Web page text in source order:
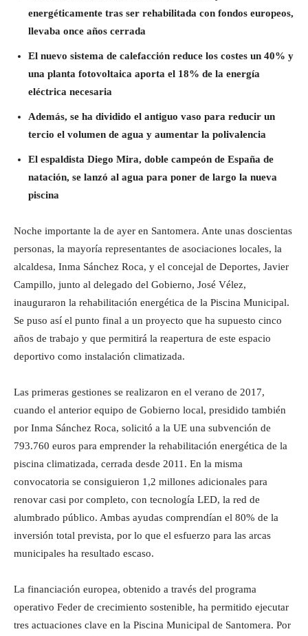
energéticamente tras ser rehabilitada con fondos europeos,
llevaba once años cerrada
El nuevo sistema de calefacción reduce los costes un 40% y
una planta fotovoltaica aporta el 18% de la energía
eléctrica necesaria
Además, se ha dividido el antiguo vaso para reducir un
tercio el volumen de agua y aumentar la polivalencia
El espaldista Diego Mira, doble campeón de España de
natación, se lanzó al agua para poner de largo la nueva
piscina
Noche importante la de ayer en Santomera. Ante unas doscientas
personas, la mayoría representantes de asociaciones locales, la
alcaldesa, Inma Sánchez Roca, y el concejal de Deportes, Javier
Campillo, junto al delegado del Gobierno, José Vélez,
inauguraron la rehabilitación energética de la Piscina Municipal.
Se puso así el punto final a un proyecto que ha supuesto cinco
años de trabajo y que permitirá la reapertura de este espacio
deportivo como instalación climatizada.
Las primeras gestiones se realizaron en el verano de 2017,
cuando el anterior equipo de Gobierno local, presidido también
por Inma Sánchez Roca, solicitó a la UE una subvención de
793.760 euros para emprender la rehabilitación energética de la
piscina climatizada, cerrada desde 2011. En la misma
convocatoria se consiguieron 1,2 millones adicionales para
renovar casi por completo, con tecnología LED, la red de
alumbrado público. Ambas ayudas comprendían el 80% de la
inversión total prevista, por lo que el esfuerzo para las arcas
municipales ha resultado escaso.
La financiación europea, obtenido a través del programa
operativo Feder de crecimiento sostenible, ha permitido ejecutar
tres actuaciones clave en la Piscina Municipal de Santomera. Por